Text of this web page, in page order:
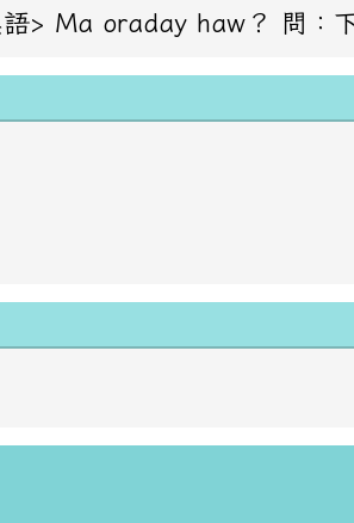
語> Ma oraday haw？